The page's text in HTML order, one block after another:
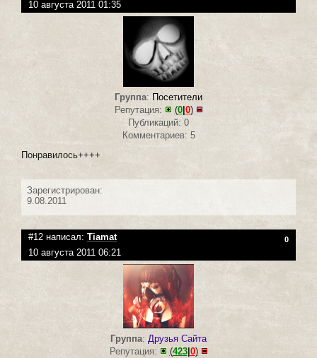
10 августа 2011 01:35
Группа: Посетители
Репутация:
(0| 0)
Публикаций: 0
Комментариев: 5
Понравилось++++
Зарегистрирован:
9.08.2011
#12 написал: Tiamat 0
10 августа 2011 06:21
Группа: Друзья Сайта
Репутация:
(423| 0)